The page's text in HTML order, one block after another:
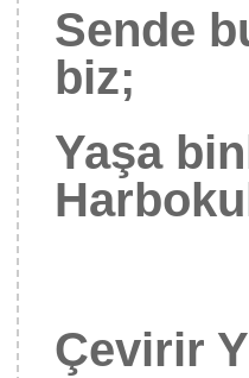
Sende
biz;
Yaşa
Çevirir